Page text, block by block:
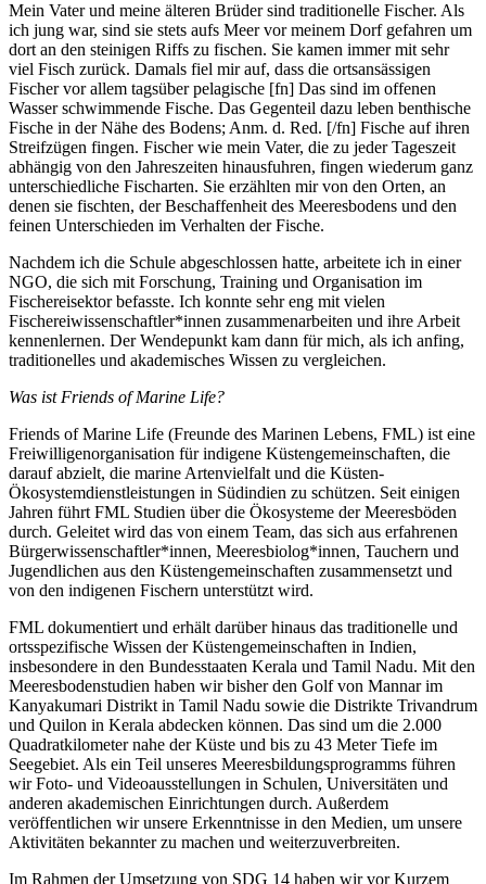
Mein Vater und meine älteren Brüder sind traditionelle Fischer. Als
ich jung war, sind sie stets aufs Meer vor meinem Dorf gefahren um
dort an den steinigen Riffs zu fischen. Sie kamen immer mit sehr
viel Fisch zurück. Damals fiel mir auf, dass die ortsansässigen
Fischer vor allem tagsüber pelagische [fn] Das sind im offenen
Wasser schwimmende Fische. Das Gegenteil dazu leben benthische
Fische in der Nähe des Bodens; Anm. d. Red. [/fn] Fische auf ihren
Streifzügen fingen. Fischer wie mein Vater, die zu jeder Tageszeit
abhängig von den Jahreszeiten hinausfuhren, fingen wiederum ganz
unterschiedliche Fischarten. Sie erzählten mir von den Orten, an
denen sie fischten, der Beschaffenheit des Meeresbodens und den
feinen Unterschieden im Verhalten der Fische.
Nachdem ich die Schule abgeschlossen hatte, arbeitete ich in einer
NGO, die sich mit Forschung, Training und Organisation im
Fischereisektor befasste. Ich konnte sehr eng mit vielen
Fischereiwissenschaftler*innen zusammenarbeiten und ihre Arbeit
kennenlernen. Der Wendepunkt kam dann für mich, als ich anfing,
traditionelles und akademisches Wissen zu vergleichen.
Was ist Friends of Marine Life?
Friends of Marine Life (Freunde des Marinen Lebens, FML) ist eine
Freiwilligenorganisation für indigene Küstengemeinschaften, die
darauf abzielt, die marine Artenvielfalt und die Küsten-
Ökosystemdienstleistungen in Südindien zu schützen. Seit einigen
Jahren führt FML Studien über die Ökosysteme der Meeresböden
durch. Geleitet wird das von einem Team, das sich aus erfahrenen
Bürgerwissenschaftler*innen, Meeresbiolog*innen, Tauchern und
Jugendlichen aus den Küstengemeinschaften zusammensetzt und
von den indigenen Fischern unterstützt wird.
FML dokumentiert und erhält darüber hinaus das traditionelle und
ortsspezifische Wissen der Küstengemeinschaften in Indien,
insbesondere in den Bundesstaaten Kerala und Tamil Nadu. Mit den
Meeresbodenstudien haben wir bisher den Golf von Mannar im
Kanyakumari Distrikt in Tamil Nadu sowie die Distrikte Trivandrum
und Quilon in Kerala abdecken können. Das sind um die 2.000
Quadratkilometer nahe der Küste und bis zu 43 Meter Tiefe im
Seegebiet. Als ein Teil unseres Meeresbildungsprogramms führen
wir Foto- und Videoausstellungen in Schulen, Universitäten und
anderen akademischen Einrichtungen durch. Außerdem
veröffentlichen wir unsere Erkenntnisse in den Medien, um unsere
Aktivitäten bekannter zu machen und weiterzuverbreiten.
Im Rahmen der Umsetzung von SDG 14 haben wir vor Kurzem